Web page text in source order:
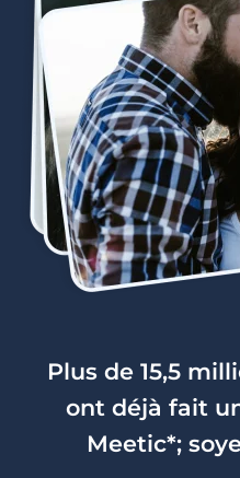
Plus de 15,5
ont déjà fait
Meetic*;